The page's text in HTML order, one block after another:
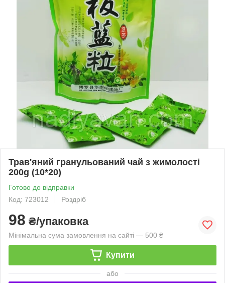
Трав'яний гранульований чай з жимолості
200g (10*20)
Готово до відправки
Код: 723012
Роздріб
98 ₴/упаковка
Мінімальна сума замовлення на сайті — 500 ₴
Купити
або